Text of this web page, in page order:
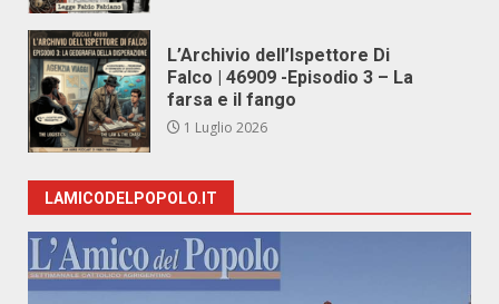
L’Archivio dell’Ispettore Di
Falco | 46909 -Episodio 3 – La
farsa e il fango
1 Luglio 2026
LAMICODELPOPOLO.IT